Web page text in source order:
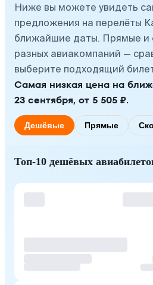
Ниже вы можете увидеть
предложения на перелёты
ближайшие даты. Прямые и
разных авиакомпаний —
выберите подходящий
Самая низкая цена на
23 сентября, от 5 505 ₽.
Дешёвые Прямые
Топ-10 дешёвых